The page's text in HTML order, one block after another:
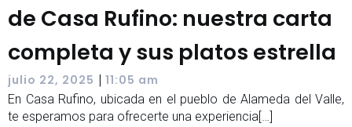
de Casa Rufino: nuestra carta
completa y sus platos estrella
julio 22, 2025 | 11:05 am
En Casa Rufino, ubicada en el pueblo de Alameda del Valle,
te esperamos para ofrecerte una experiencia[…]